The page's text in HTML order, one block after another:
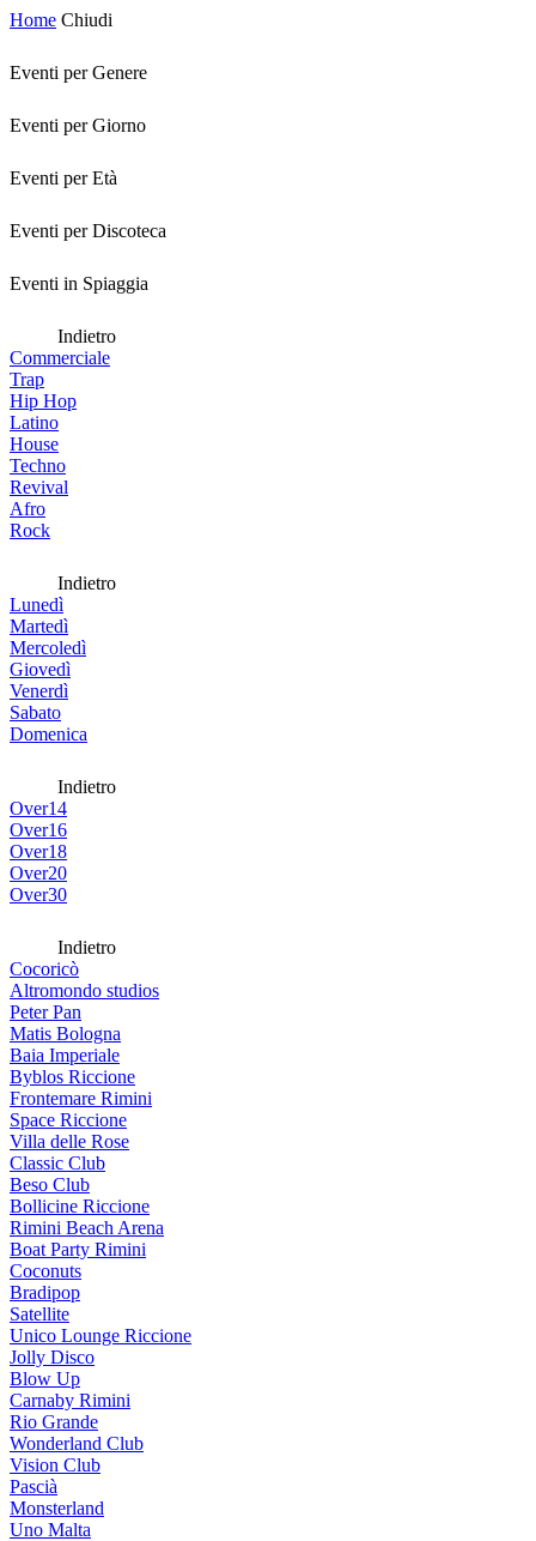
Home Chiudi
Eventi per Genere
Eventi per Giorno
Eventi per Età
Eventi per Discoteca
Eventi in Spiaggia
Indietro
Commerciale
Trap
Hip Hop
Latino
House
Techno
Revival
Afro
Rock
Indietro
Lunedì
Martedì
Mercoledì
Giovedì
Venerdì
Sabato
Domenica
Indietro
Over14
Over16
Over18
Over20
Over30
Indietro
Cocoricò
Altromondo studios
Peter Pan
Matis Bologna
Baia Imperiale
Byblos Riccione
Frontemare Rimini
Space Riccione
Villa delle Rose
Classic Club
Beso Club
Bollicine Riccione
Rimini Beach Arena
Boat Party Rimini
Coconuts
Bradipop
Satellite
Unico Lounge Riccione
Jolly Disco
Blow Up
Carnaby Rimini
Rio Grande
Wonderland Club
Vision Club
Pascià
Monsterland
Uno Malta